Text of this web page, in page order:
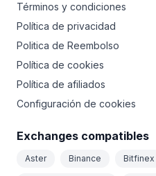
Términos y condiciones
Política de privacidad
Politica de Reembolso
Política de cookies
Política de afiliados
Configuración de cookies
Exchanges compatibles
Aster Binance Bitfinex